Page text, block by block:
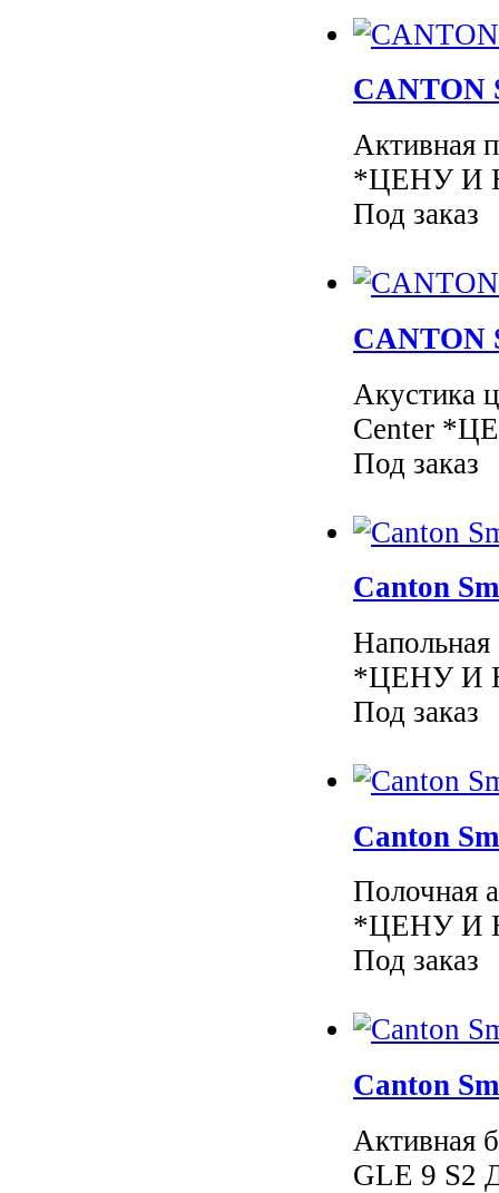
CANTON
Активная
*ЦЕНУ И
Под заказ
CANTON
Акустика
Center
Под заказ
Canton
Напольная
*ЦЕНУ И
Под заказ
Canton
Полочная
*ЦЕНУ И
Под заказ
Canton
Активная
GLE 9 S2